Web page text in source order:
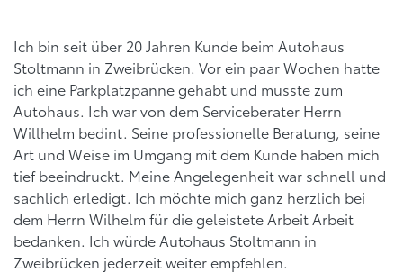
Ich bin seit über 20 Jahren Kunde beim Autohaus
Stoltmann in Zweibrücken. Vor ein paar Wochen hatte
ich eine Parkplatzpanne gehabt und musste zum
Autohaus. Ich war von dem Serviceberater Herrn
Willhelm bedint. Seine professionelle Beratung, seine
Art und Weise im Umgang mit dem Kunde haben mich
tief beeindruckt. Meine Angelegenheit war schnell und
sachlich erledigt. Ich möchte mich ganz herzlich bei
dem Herrn Wilhelm für die geleistete Arbeit Arbeit
bedanken. Ich würde Autohaus Stoltmann in
Zweibrücken jederzeit weiter empfehlen.